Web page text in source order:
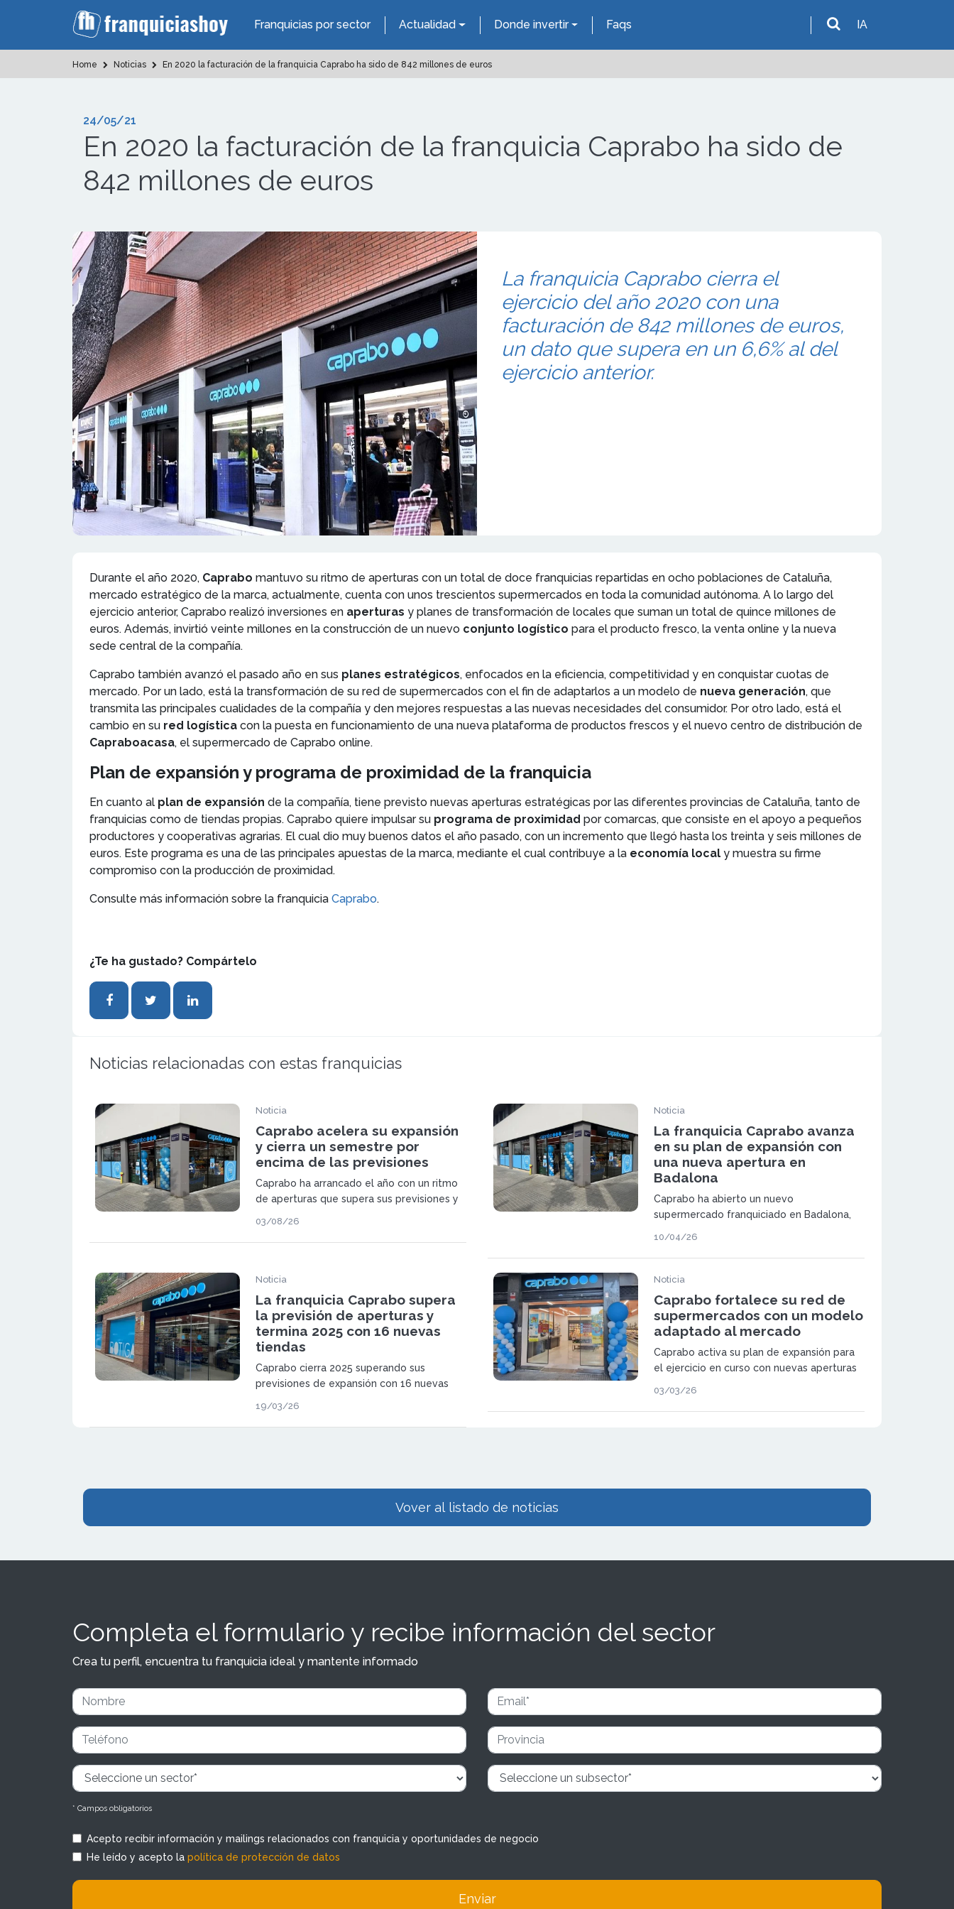
Franquicias por sector Actualidad Donde invertir Faqs IA
Home Noticias En 2020 la facturación de la franquicia Caprabo ha sido de 842 millones de euros
24/05/21
En 2020 la facturación de la franquicia Caprabo ha sido de
842 millones de euros
La franquicia Caprabo cierra el
ejercicio del año 2020 con una
facturación de 842 millones de euros,
un dato que supera en un 6,6% al del
ejercicio anterior.
Durante el año 2020, Caprabo mantuvo su ritmo de aperturas con un total de doce franquicias repartidas en ocho poblaciones de Cataluña,
mercado estratégico de la marca, actualmente, cuenta con unos trescientos supermercados en toda la comunidad autónoma. A lo largo del
ejercicio anterior, Caprabo realizó inversiones en aperturas y planes de transformación de locales que suman un total de quince millones de
euros. Además, invirtió veinte millones en la construcción de un nuevo conjunto logístico para el producto fresco, la venta online y la nueva
sede central de la compañía.
Caprabo también avanzó el pasado año en sus planes estratégicos, enfocados en la eficiencia, competitividad y en conquistar cuotas de
mercado. Por un lado, está la transformación de su red de supermercados con el fin de adaptarlos a un modelo de nueva generación, que
transmita las principales cualidades de la compañía y den mejores respuestas a las nuevas necesidades del consumidor. Por otro lado, está el
cambio en su red logística con la puesta en funcionamiento de una nueva plataforma de productos frescos y el nuevo centro de distribución de
Capraboacasa, el supermercado de Caprabo online.
Plan de expansión y programa de proximidad de la franquicia
En cuanto al plan de expansión de la compañía, tiene previsto nuevas aperturas estratégicas por las diferentes provincias de Cataluña, tanto de
franquicias como de tiendas propias. Caprabo quiere impulsar su programa de proximidad por comarcas, que consiste en el apoyo a pequeños
productores y cooperativas agrarias. El cual dio muy buenos datos el año pasado, con un incremento que llegó hasta los treinta y seis millones de
euros. Este programa es una de las principales apuestas de la marca, mediante el cual contribuye a la economía local y muestra su firme
compromiso con la producción de proximidad.
Consulte más información sobre la franquicia Caprabo.
¿Te ha gustado? Compártelo
Noticias relacionadas con estas franquicias
Noticia
Caprabo acelera su expansión
y cierra un semestre por
encima de las previsiones
Caprabo ha arrancado el año con un ritmo
de aperturas que supera sus previsiones y
Ripollet. Con estas incorporaciones, la
cadena alcanza ocho inauguraciones en el
03/08/26
Noticia
La franquicia Caprabo avanza
en su plan de expansión con
una nueva apertura en
Badalona
Caprabo ha abierto un nuevo
supermercado franquiciado en Badalona,
tienda incorpora el modelo de nueva
generación de la compañía y amplía la red
de supermercados.
10/04/26
Noticia
La franquicia Caprabo supera
la previsión de aperturas y
termina 2025 con 16 nuevas
tiendas
Caprabo cierra 2025 superando sus
previsiones de expansión con 16 nuevas
Cataluña y reforzando un modelo de
supermercado basado en proximidad,
19/03/26
Noticia
Caprabo fortalece su red de
supermercados con un modelo
adaptado al mercado
Caprabo activa su plan de expansión para
el ejercicio en curso con nuevas aperturas
posicionamiento en el sector de
supermercados de proximidad.
03/03/26
Vover al listado de noticias
Completa el formulario y recibe información del sector
Crea tu perfil, encuentra tu franquicia ideal y mantente informado
* Campos obligatorios
Acepto recibir información y mailings relacionados con franquicia y oportunidades de negocio
He leído y acepto la política de protección de datos
Enviar